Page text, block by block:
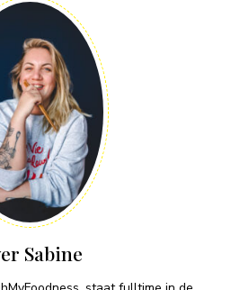
Sabine